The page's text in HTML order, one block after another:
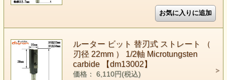
ルーター ビット 替刃式 ストレート （
刃径 22mm ） 1/2軸 Microtungsten
carbide 【dm13002】
価格： 6,110円(税込)